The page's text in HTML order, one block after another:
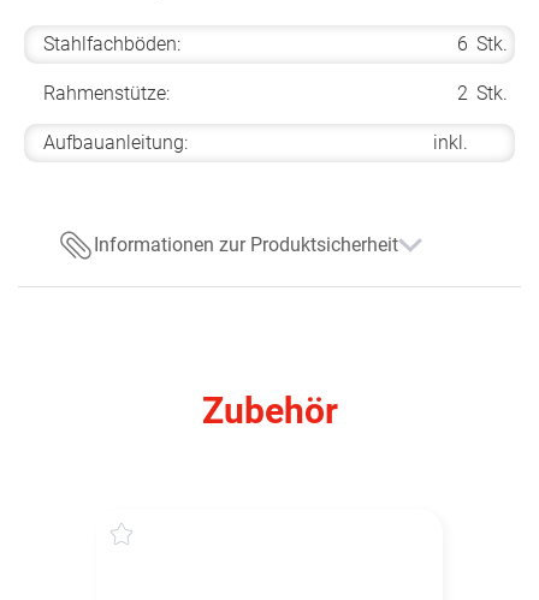
Stahlfachböden: 6 Stk.
Rahmenstütze: 2 Stk.
Aufbauanleitung: inkl.
Informationen zur Produktsicherheit
Zubehör